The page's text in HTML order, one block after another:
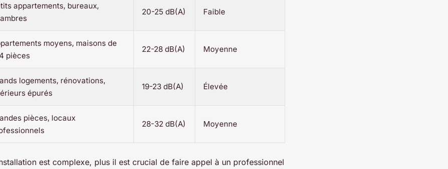
appartements, bureaux,
20-25 dB(A) Faible
moyens, maisons de
pièces
22-28 dB(A) Moyenne
logements, rénovations,
épurés
19-23 dB(A) Élevée
pièces, locaux
28-32 dB(A) Moyenne
est complexe, plus il est crucial de faire appel à un professionnel